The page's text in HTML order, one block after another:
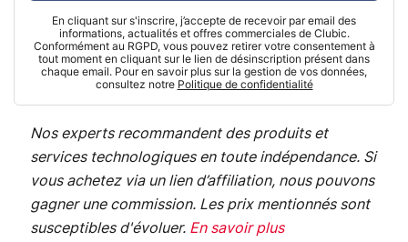
En cliquant sur s'inscrire, j’accepte de recevoir par email des
informations, actualités et offres commerciales de Clubic.
Conformément au RGPD, vous pouvez retirer votre consentement à
tout moment en cliquant sur le lien de désinscription présent dans
chaque email. Pour en savoir plus sur la gestion de vos données,
consultez notre Politique de confidentialité
Nos experts recommandent des produits et
services technologiques en toute indépendance. Si
vous achetez via un lien d’affiliation, nous pouvons
gagner une commission. Les prix mentionnés sont
susceptibles d'évoluer. En savoir plus